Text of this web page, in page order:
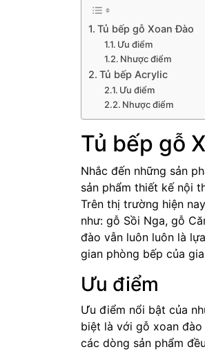
Tủ bếp gỗ Xoan Đào
Ưu điểm
Nhược điểm
Tủ bếp Acrylic
Ưu điểm
Nhược điểm
Tủ bếp gỗ
Nhắc đến những sản
sản phẩm thiết kế nội
Trên thị trường hiện
như: gỗ Sồi Nga, gỗ
đào vẫn luôn luôn là
gian phòng bếp của
Ưu điểm
Ưu điểm nổi bật của
biệt là với gỗ xoan
các dòng sản phẩm